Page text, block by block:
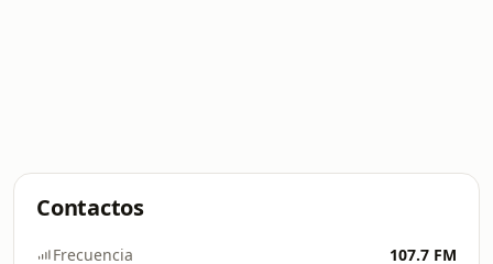
Contactos
Frecuencia 107.7 FM